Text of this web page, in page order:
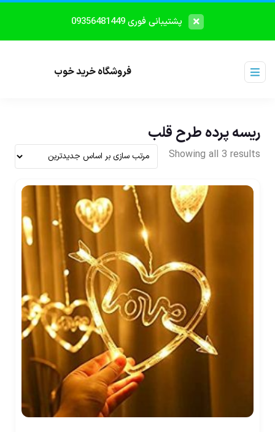
پشتیبانی فوری 09356481449
فروشگاه خرید خوب
ریسه پرده طرح قلب
Showing all 3 results